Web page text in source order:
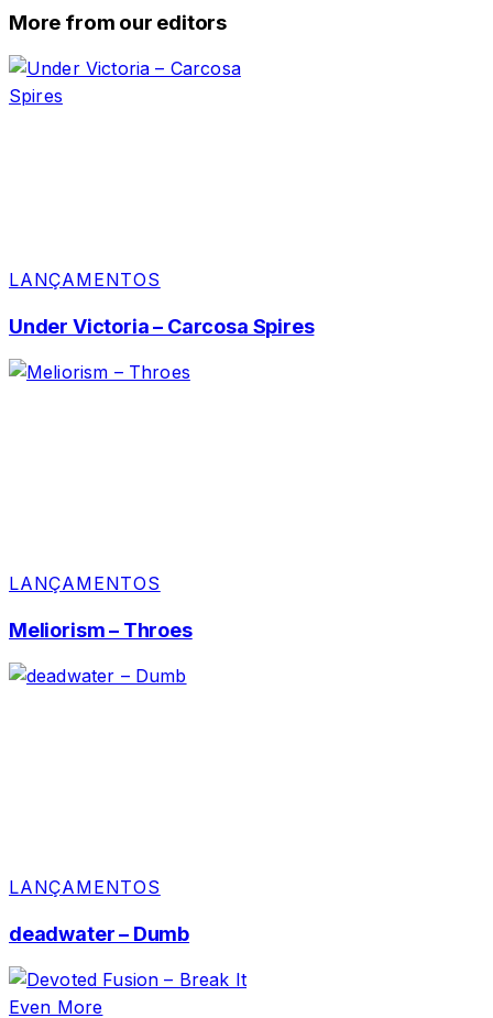
More from our editors
LANÇAMENTOS
Under Victoria – Carcosa Spires
LANÇAMENTOS
Meliorism – Throes
LANÇAMENTOS
deadwater – Dumb